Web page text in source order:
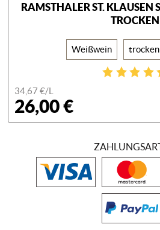
RAMSTHALER ST. KLAUSEN
TROCKEN
Weißwein trocken
34,67 €/L
26,00 €